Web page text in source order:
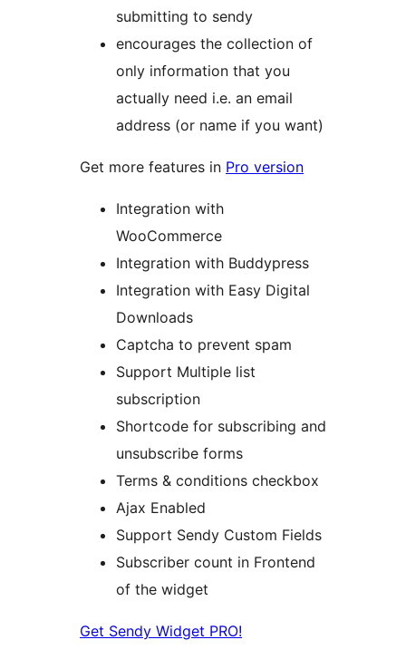
submitting to sendy
encourages the collection of
only information that you
actually need i.e. an email
address (or name if you want)
Get more features in Pro version
Integration with
WooCommerce
Integration with Buddypress
Integration with Easy Digital
Downloads
Captcha to prevent spam
Support Multiple list
subscription
Shortcode for subscribing and
unsubscribe forms
Terms & conditions checkbox
Ajax Enabled
Support Sendy Custom Fields
Subscriber count in Frontend
of the widget
Get Sendy Widget PRO!